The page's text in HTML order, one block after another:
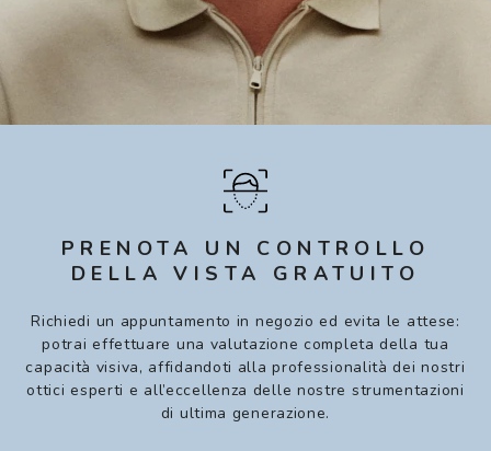
PRENOTA UN CONTROLLO
DELLA VISTA GRATUITO
Richiedi un appuntamento in negozio ed evita le attese:
potrai effettuare una valutazione completa della tua
capacità visiva, affidandoti alla professionalità dei nostri
ottici esperti e all’eccellenza delle nostre strumentazioni
di ultima generazione.